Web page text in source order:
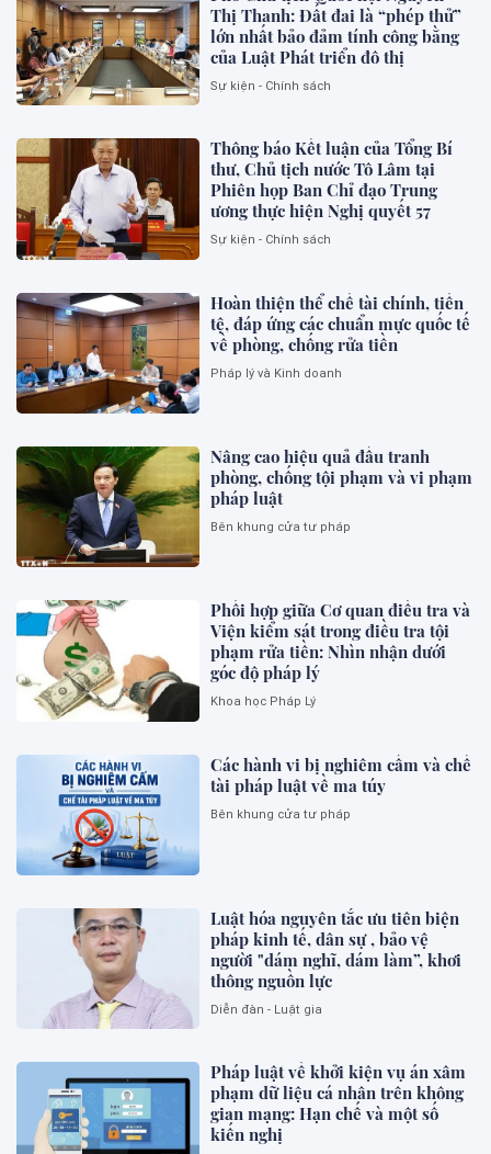
Thị Thanh: Đất đai là “phép thử”
lớn nhất bảo đảm tính công bằng
của Luật Phát triển đô thị
Sự kiện - Chính sách
Thông báo Kết luận của Tổng Bí
thư, Chủ tịch nước Tô Lâm tại
Phiên họp Ban Chỉ đạo Trung
ương thực hiện Nghị quyết 57
Sự kiện - Chính sách
Hoàn thiện thể chế tài chính, tiền
tệ, đáp ứng các chuẩn mực quốc tế
về phòng, chống rửa tiền
Pháp lý và Kinh doanh
Nâng cao hiệu quả đấu tranh
phòng, chống tội phạm và vi phạm
pháp luật
Bên khung cửa tư pháp
Phối hợp giữa Cơ quan điều tra và
Viện kiểm sát trong điều tra tội
phạm rửa tiền: Nhìn nhận dưới
góc độ pháp lý
Khoa học Pháp Lý
Các hành vi bị nghiêm cấm và chế
tài pháp luật về ma túy
Bên khung cửa tư pháp
Luật hóa nguyên tắc ưu tiên biện
pháp kinh tế, dân sự , bảo vệ
người "dám nghĩ, dám làm”, khơi
thông nguồn lực
Diễn đàn - Luật gia
Pháp luật về khởi kiện vụ án xâm
phạm dữ liệu cá nhân trên không
gian mạng: Hạn chế và một số
kiến nghị